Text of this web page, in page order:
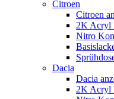
Citroen
Citroen
2K Acryl
Nitro
Dacia
Dacia
2K Acryl